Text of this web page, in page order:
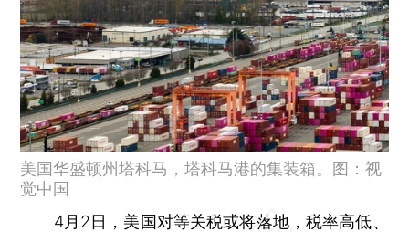
美国华盛顿州塔科马，塔科马港的集装箱。图：视
觉中国
4月2日，美国对等关税或将落地，税率高低、